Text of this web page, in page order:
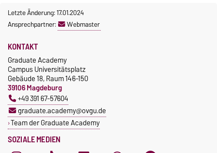
Letzte Änderung: 17.01.2024
Ansprechpartner:
Webmaster
SOZIALE MEDIEN
KONTAKT
Graduate Academy
Campus Universitätsplatz
Gebäude 18, Raum 146-150
39106 Magdeburg
+49 391 67-57604
graduate.academy@ovgu.de
Team der Graduate Academy